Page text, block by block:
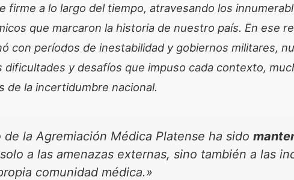
firme a lo largo del tiempo, atravesando los
que marcaron la historia de nuestro país. En ese
con períodos de inestabilidad y gobiernos militares,
dificultades y desafíos que impuso cada contexto,
de la incertidumbre nacional.
de la Agremiación Médica Platense ha sido
a las amenazas externas, sino también a las
comunidad médica.»